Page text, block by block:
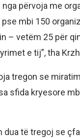
përvoja me
mbi 150
– vetëm 25 për
e tij”, tha
tregon se
sfida kryesore
dua të tregoj se